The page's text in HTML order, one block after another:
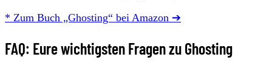
* Zum Buch „Ghosting“ bei Amazon ➔
FAQ: Eure wichtigsten Fragen zu Ghosting